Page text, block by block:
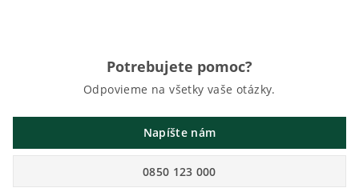
Potrebujete pomoc?
Odpovieme na všetky vaše otázky.
Napíšte nám
0850 123 000